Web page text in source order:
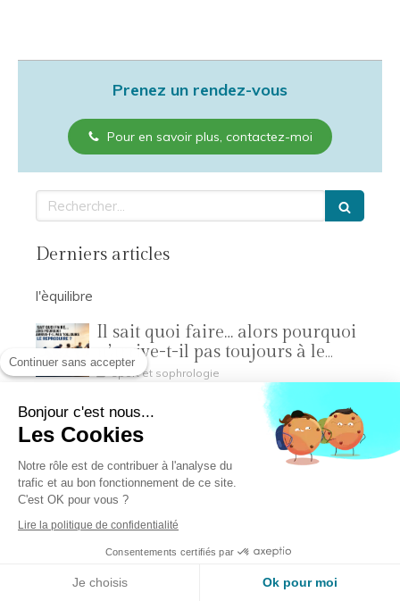
Prenez un rendez-vous
Pour en savoir plus, contactez-moi
Rechercher
Derniers articles
l'èquilibre
Il sait quoi faire… alors pourquoi
n’arrive-t-il pas toujours à le
reproduire ?
sport et sophrologie
Pourquoi mon enfant semble-t-
il manquer de régularité ?
sport et sophrologie
Pourquoi le geste du jeune
sportif se transforme-t-il en
compétition ?
sport et sophrologie
Catégories
Continuer sans accepter
Bonjour c'est nous...
Les Cookies
Notre rôle est de contribuer à l'analyse du
trafic et au bon fonctionnement de ce site.
C'est OK pour vous ?
Lire la politique de confidentialité
Consentements certifiés par
Je choisis Ok pour moi